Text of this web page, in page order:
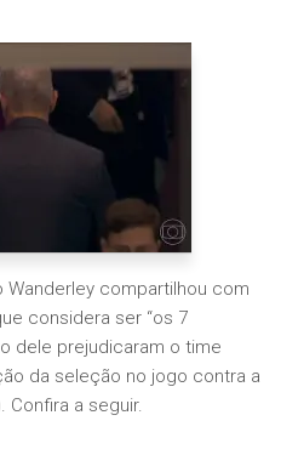
Wanderley compartilhou com
considera ser “os 7
dele prejudicaram o time
da seleção no jogo contra a
Confira a seguir.